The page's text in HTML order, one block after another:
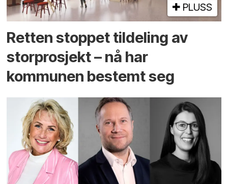
PLUSS
Retten stoppet tildeling av
storprosjekt – nå har
kommunen bestemt seg